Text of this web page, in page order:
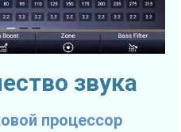
звука
процессор